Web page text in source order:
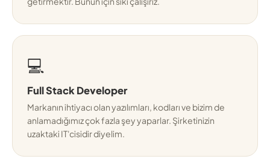
💻
Full Stack Developer
Markanın ihtiyacı olan yazılımları, kodları ve bizim de
anlamadığımız çok fazla şey yaparlar. Şirketinizin
uzaktaki IT'cisidir diyelim.